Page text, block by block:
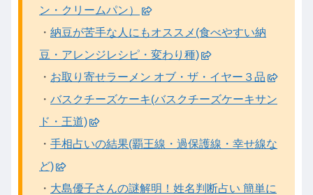
ン・クリームパン）
・ 納豆が苦手な人にもオススメ(食べやすい納
豆・アレンジレシピ・変わり種)
・ お取り寄せラーメン オブ・ザ・イヤー３品
・ バスクチーズケーキ(バスクチーズケーキサン
ド・王道)
・ 手相占いの結果(覇王線・過保護線・幸せ線な
ど)
・ 大島優子さんの謎解明！姓名判断占い 簡単に